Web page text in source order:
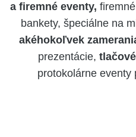
a firemné eventy,
bankety, špeciálne na
akéhokoľvek
prezentácie,
protokolárne eventy